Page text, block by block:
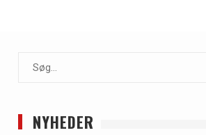
Search
NYHEDER